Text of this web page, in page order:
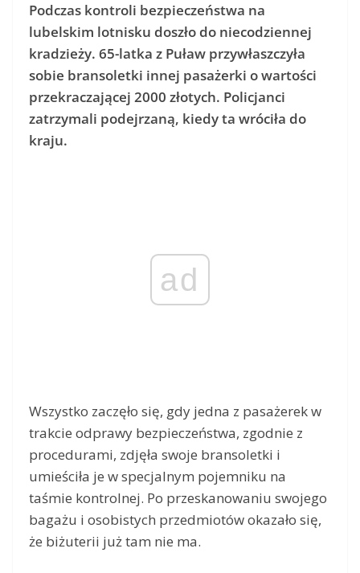
Podczas kontroli bezpieczeństwa na
lubelskim lotnisku doszło do niecodziennej
kradzieży. 65-latka z Puław przywłaszczyła
sobie bransoletki innej pasażerki o wartości
przekraczającej 2000 złotych. Policjanci
zatrzymali podejrzaną, kiedy ta wróciła do
kraju.
ad
Wszystko zaczęło się, gdy jedna z pasażerek w
trakcie odprawy bezpieczeństwa, zgodnie z
procedurami, zdjęła swoje bransoletki i
umieściła je w specjalnym pojemniku na
taśmie kontrolnej. Po przeskanowaniu swojego
bagażu i osobistych przedmiotów okazało się,
że biżuterii już tam nie ma.